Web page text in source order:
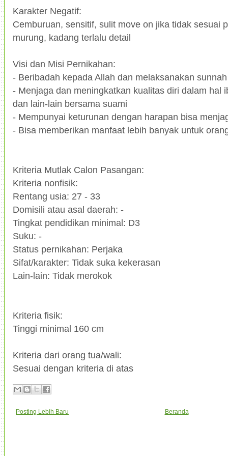
Karakter Negatif:
Cemburuan, sensitif, sulit move on jika tidak sesuai
murung, kadang terlalu detail
Visi dan Misi Pernikahan:
- Beribadah kepada Allah dan melaksanakan
- Menjaga dan meningkatkan kualitas diri dalam hal
dan lain-lain bersama suami
- Mempunyai keturunan dengan harapan bisa
- Bisa memberikan manfaat lebih banyak untuk
Kriteria Mutlak Calon Pasangan:
Kriteria nonfisik:
Rentang usia: 27 - 33
Domisili atau asal daerah: -
Tingkat pendidikan minimal: D3
Suku: -
Status pernikahan: Perjaka
Sifat/karakter: Tidak suka kekerasan
Lain-lain: Tidak merokok
Kriteria fisik:
Tinggi minimal 160 cm
Kriteria dari orang tua/wali:
Sesuai dengan kriteria di atas
Posting Lebih Baru Beranda